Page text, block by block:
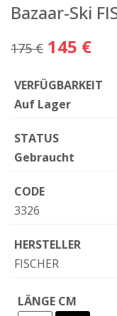
Bazaar-Ski
175 € 145 €
VERFÜGBARKEIT
Auf Lager
STATUS
Gebraucht
CODE
3326
HERSTELLER
FISCHER
LÄNGE CM